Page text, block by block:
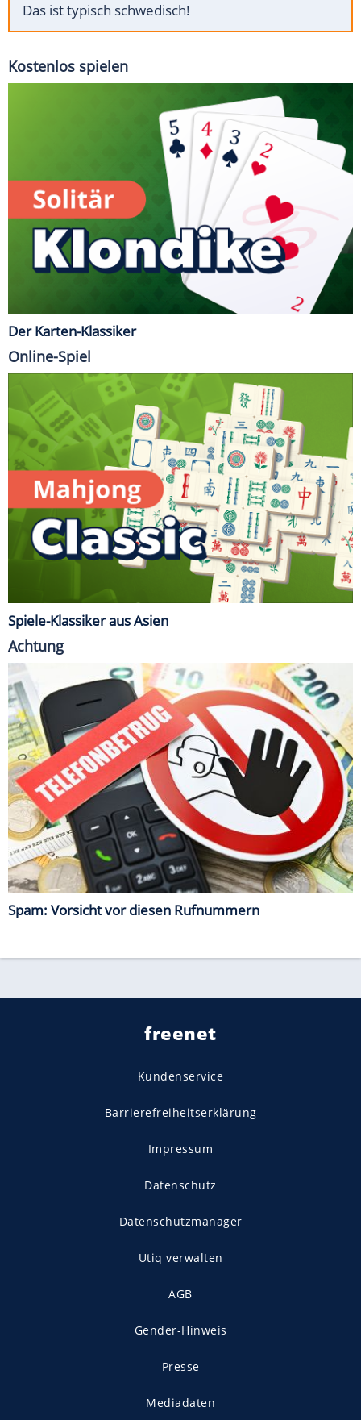
Das ist typisch schwedisch!
Kostenlos spielen
Der Karten-Klassiker
Online-Spiel
Spiele-Klassiker aus Asien
Achtung
Spam: Vorsicht vor diesen Rufnummern
freenet
Kundenservice
Barrierefreiheitserklärung
Impressum
Datenschutz
Datenschutzmanager
Utiq verwalten
AGB
Gender-Hinweis
Presse
Mediadaten